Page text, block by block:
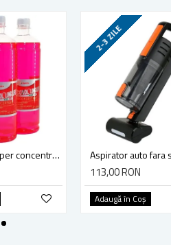
Antigel auto super concentrat G12 Glycoxol long life K32 1L
2-3 ZILE
113,00 RON
Adaugă în Coş